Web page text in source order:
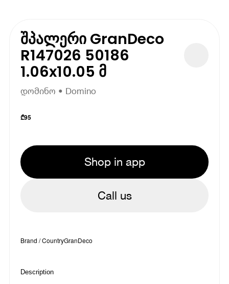
შპალერი GranDeco
R147026 50186
1.06x10.05 მ
დომინო • Domino
₾95
Shop in app
Call us
Brand / CountryGranDeco
Description